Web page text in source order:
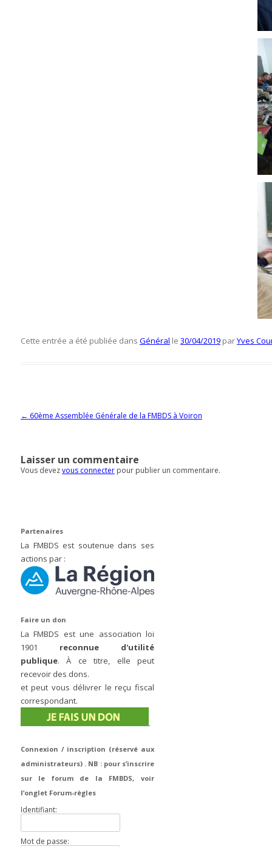
Cette entrée a été publiée dans Général le 30/04/2019 parYves
Navigation des articles
← 60ème Assemblée Générale de la FMBDS à Voiron
Laisser un commentaire
Vous devezvous connecter pour publier un commentaire.
Partenaires
La FMBDS est soutenue dans ses
actions par :
Faire un don
La FMBDS est une association loi
1901 reconnue d'utilité
publique. À ce titre, elle peut
recevoir des dons.
et peut vous délivrer le reçu fiscal
correspondant.
.
Connexion / inscription (réservé aux
administrateurs) . NB : pour s’inscrire
sur le forum de la FMBDS, voir
l’onglet Forum-règles
Identifiant:
Mot de passe: